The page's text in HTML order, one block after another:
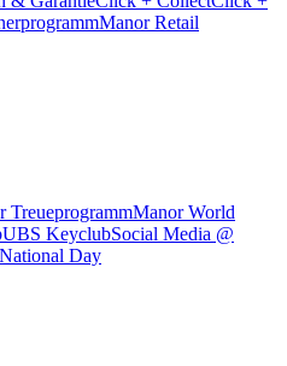
Manor Retail
TreueprogrammManor World
UBS KeyclubSocial Media @
National Day